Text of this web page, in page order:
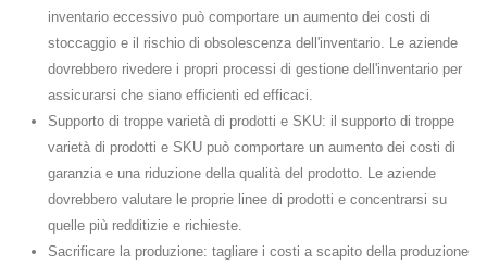
inventario eccessivo può comportare un aumento dei costi di
stoccaggio e il rischio di obsolescenza dell'inventario. Le aziende
dovrebbero rivedere i propri processi di gestione dell'inventario per
assicurarsi che siano efficienti ed efficaci.
Supporto di troppe varietà di prodotti e SKU: il supporto di troppe
varietà di prodotti e SKU può comportare un aumento dei costi di
garanzia e una riduzione della qualità del prodotto. Le aziende
dovrebbero valutare le proprie linee di prodotti e concentrarsi su
quelle più redditizie e richieste.
Sacrificare la produzione: tagliare i costi a scapito della produzione